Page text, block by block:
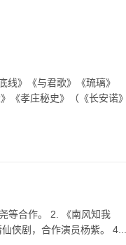
线》《与君歌》《琉璃》
《孝庄秘史》（《长安诺》
等合作。 2. 《南风知我
侠剧，合作演员杨紫。 4...